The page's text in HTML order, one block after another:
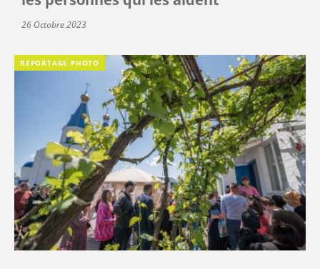
26 Octobre 2023
REPORTAGE PHOTO